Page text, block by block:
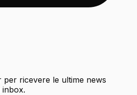
per ricevere le ultime news
inbox.